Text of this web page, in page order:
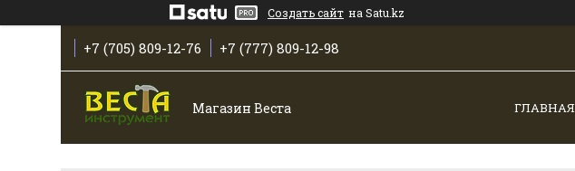
Создать сайт на Satu.kz
+7 (705) 809-12-76 +7 (777) 809-12-98
Магазин Веста ГЛАВНАЯ